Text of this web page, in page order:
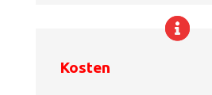
Kosten